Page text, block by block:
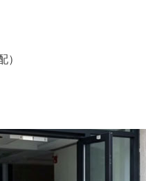
）